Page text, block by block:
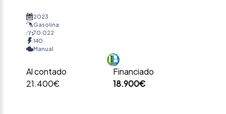
2023
Gasolina
70.022
140
Manual
Al contado
21.400€
Financiado
18.900€